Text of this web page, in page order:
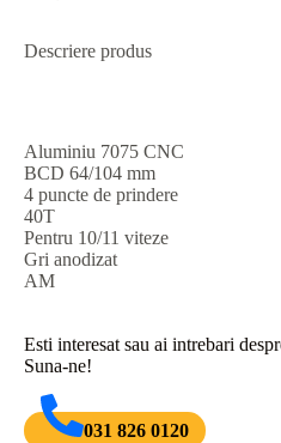
Descriere produs
Aluminiu 7075 CNC
BCD 64/104 mm
4 puncte de prindere
40T
Pentru 10/11 viteze
Gri anodizat
AM
Esti interesat sau ai intrebari
Suna-ne!
031 826 0120